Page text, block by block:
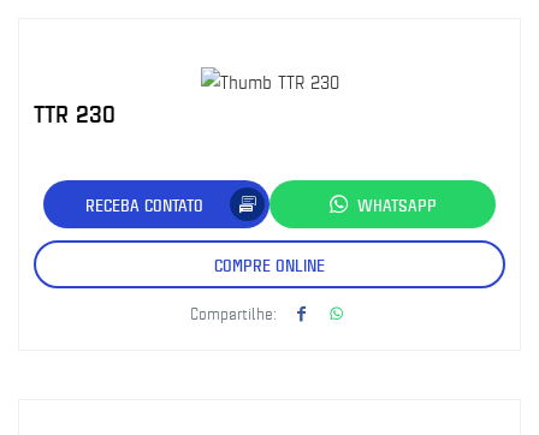
TTR 230
RECEBA CONTATO WHATSAPP
COMPRE ONLINE
Compartilhe: